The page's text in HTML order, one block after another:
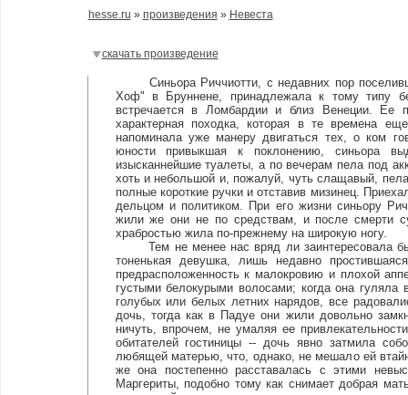
hesse.ru » произведения » Невеста
скачать произведение
Синьора Риччиотти, с недавних пор
Хоф" в Бруннене, принадлежала к тому типу
встречается в Ломбардии и близ Венеции. Ее
характерная походка, которая в те времена
напоминала уже манеру двигаться тех, о ком
юности привыкшая к поклонению, синьора
изысканнейшие туалеты, а по вечерам пела под
хоть и небольшой и, пожалуй, чуть слащавый,
полные короткие ручки и отставив мизинец.
дельцом и политиком. При его жизни синьору
жили же они не по средствам, и после смерти
храбростью жила по-прежнему на широкую ногу.
Тем не менее нас вряд ли заинтересовала бы
тоненькая девушка, лишь недавно
предрасположенность к малокровию и плохой
густыми белокурыми волосами; когда она
голубых или белых летних нарядов, все
дочь, тогда как в Падуе они жили довольно
ничуть, впрочем, не умаляя ее
обитателей гостиницы -- дочь явно затмила
любящей матерью, что, однако, не мешало ей
же она постепенно расставалась с этими
Маргериты, подобно тому как снимает добрая